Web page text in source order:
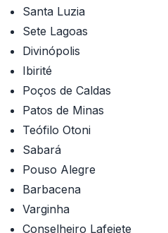
Santa Luzia
Sete Lagoas
Divinópolis
Ibirité
Poços de Caldas
Patos de Minas
Teófilo Otoni
Sabará
Pouso Alegre
Barbacena
Varginha
Conselheiro Lafeiete